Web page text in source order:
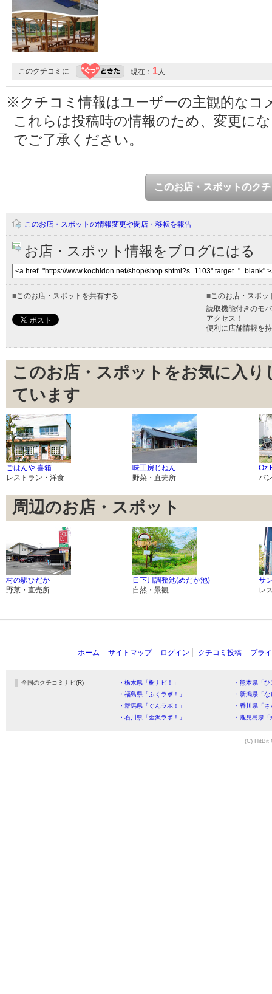
このクチコミに 現在： 1人
※クチコミ情報はユーザーの主観的なコ
これらは投稿時の情報のため、変更に
でご了承ください。
このお店・スポットのク
このお店・スポットの情報変更や閉店・移転を報告
お店・スポット情報をブログにはる
■このお店・スポットを共有する ■このお店・スポッ
読取機能付きのモ
アクセス！
便利に店舗情報を
このお店・スポットをお気に入
ています
ごはんや 喜箱
レストラン・洋食
味工房じねん
野菜・直売所
Oz
パ
周辺のお店・スポット
村の駅ひだか
野菜・直売所
日下川調整池(めだか池)
自然・景観
サ
レ
ホーム サイトマップ ログイン クチコミ投稿 プラ
全国のクチコミナビ(R) ・栃木県「栃ナビ！」
・熊本県「
・福島県「ふくラボ！」
・新潟県「
・群馬県「ぐんラボ！」
・香川県「
・石川県「金沢ラボ！」
・鹿児島県
(C) HitBit